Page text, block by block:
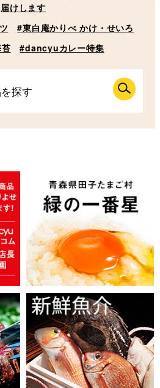
届けします
#東白庵かりべ かけ・せいろ
#dancyuカレー特集